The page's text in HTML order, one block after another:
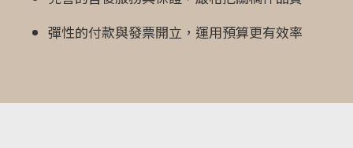
彈性的付款與發票開立，運用預算更有效率